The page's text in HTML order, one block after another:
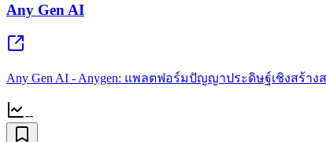
Any Gen AI
Any Gen AI - Anygen: แพลตฟอร์มปัญญาประดิษฐ์เชิงสร้า
--